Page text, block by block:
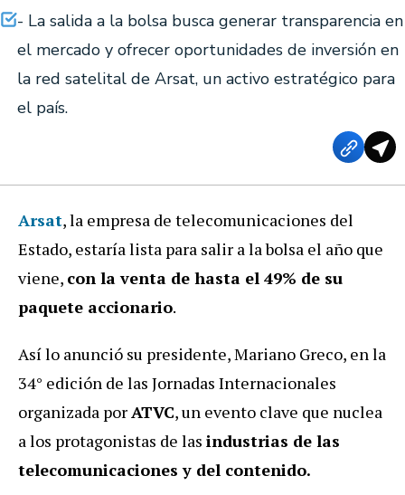
- La salida a la bolsa busca generar transparencia en
el mercado y ofrecer oportunidades de inversión en
la red satelital de Arsat, un activo estratégico para
el país.
Arsat, la empresa de telecomunicaciones del
Estado, estaría lista para salir a la bolsa el año que
viene, con la venta de hasta el 49% de su
paquete accionario.
Así lo anunció su presidente, Mariano Greco, en la
34° edición de las Jornadas Internacionales
organizada porATVC, un evento clave que nuclea
a los protagonistas de las industrias de las
telecomunicaciones y del contenido.